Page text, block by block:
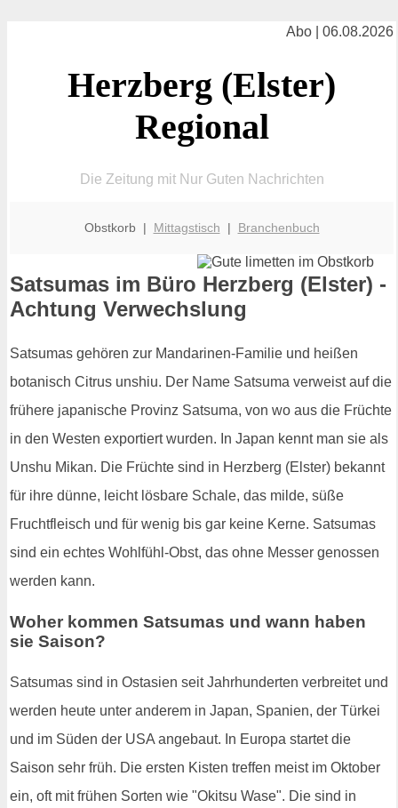
Abo | 06.08.2026
Herzberg (Elster)
Regional
Die Zeitung mit Nur Guten Nachrichten
Obstkorb | Mittagstisch | Branchenbuch
Satsumas im Büro Herzberg (Elster) -
Achtung Verwechslung
Satsumas gehören zur Mandarinen-Familie und heißen
botanisch Citrus unshiu. Der Name Satsuma verweist auf die
frühere japanische Provinz Satsuma, von wo aus die Früchte
in den Westen exportiert wurden. In Japan kennt man sie als
Unshu Mikan. Die Früchte sind in Herzberg (Elster) bekannt
für ihre dünne, leicht lösbare Schale, das milde, süße
Fruchtfleisch und für wenig bis gar keine Kerne. Satsumas
sind ein echtes Wohlfühl-Obst, das ohne Messer genossen
werden kann.
Woher kommen Satsumas und wann haben
sie Saison?
Satsumas sind in Ostasien seit Jahrhunderten verbreitet und
werden heute unter anderem in Japan, Spanien, der Türkei
und im Süden der USA angebaut. In Europa startet die
Saison sehr früh. Die ersten Kisten treffen meist im Oktober
ein, oft mit frühen Sorten wie "Okitsu Wase". Die sind in